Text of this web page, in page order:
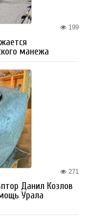
199
манежа
271
Данил Козлов
Урала